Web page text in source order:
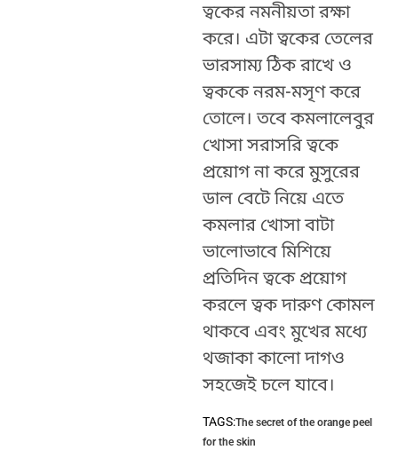
ত্বকের নমনীয়তা রক্ষা
করে। এটা ত্বকের তেলের
ভারসাম্য ঠিক রাখে ও
ত্বককে নরম-মসৃণ করে
তোলে। তবে কমলালেবুর
খোসা সরাসরি ত্বকে
প্রয়োগ না করে মুসুরের
ডাল বেটে নিয়ে এতে
কমলার খোসা বাটা
ভালোভাবে মিশিয়ে
প্রতিদিন ত্বকে প্রয়োগ
করলে ত্বক দারুণ কোমল
থাকবে এবং মুখের মধ্যে
থজাকা কালো দাগও
সহজেই চলে যাবে।
TAGS:The secret of the orange peel
for the skin